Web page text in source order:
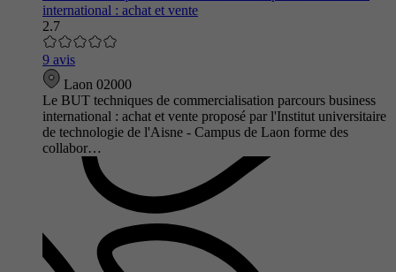
international : achat et vente
2.7
9 avis
Laon 02000
Le BUT techniques de commercialisation parcours business
international : achat et vente proposé par l'Institut universitaire
de technologie de l'Aisne - Campus de Laon forme des
collabor…